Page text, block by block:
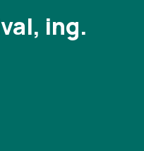
ing.